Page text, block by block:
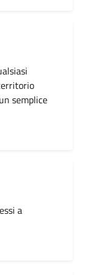
semplice
a